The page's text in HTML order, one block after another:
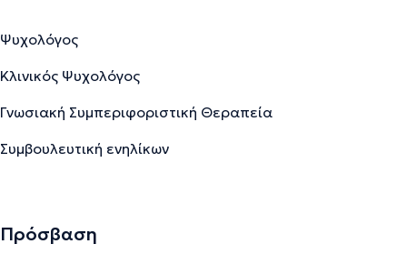
Ψυχολόγος
Κλινικός Ψυχολόγος
Γνωσιακή Συμπεριφοριστική Θεραπεία
Συμβουλευτική ενηλίκων
Πρόσβαση